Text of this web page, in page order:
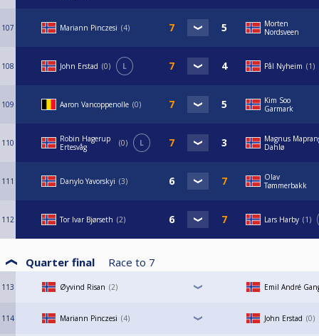
107 Mariann Pinczesi 4
Morten
Nordsveen
108 John Erstad 0 L Pål Nyheim 1
109 Aaron Vancoppenolle 0
Kim Soo
Garmark
110
Robin Hagerup
Ertesvåg
0 L
Magnus
Dahlø
111 Danylo Yavorskyi 3
Olav
Tømmerbakk
112 Tor Ivar Bjørseth 2 Lars Harby 1
Quarter final Race to 7
113 Øyvind Risan 2 Emil André
114 Mariann Pinczesi 4 John Erstad 0